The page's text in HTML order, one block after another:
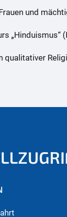
und
„Hinduismus“
qualitativer